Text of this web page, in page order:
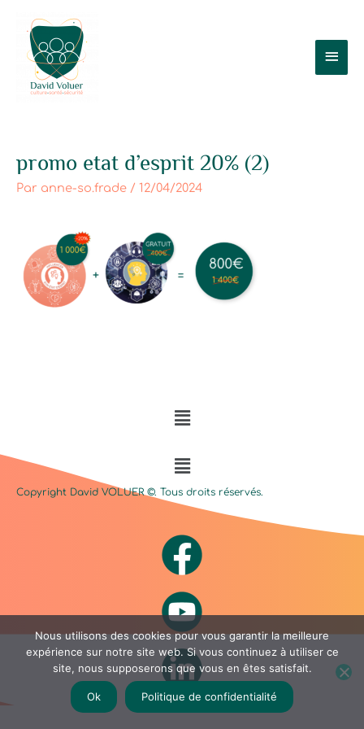
contenu
promo etat d’esprit 20% (2)
Par anne-so.frade / 12/04/2024
Menu
Menu
Copyright David VOLUER©. Tous droits réservés.
Nous utilisons des cookies pour vous garantir la meilleure
expérience sur notre site web. Si vous continuez à utiliser ce
site, nous supposerons que vous en êtes satisfait.
Ok Politique de confidentialité